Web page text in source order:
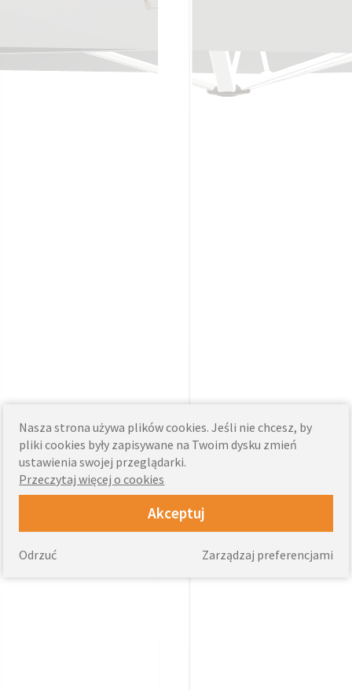
Nasza strona używa plików cookies. Jeśli nie chcesz, by
pliki cookies były zapisywane na Twoim dysku zmień
ustawienia swojej przeglądarki.
Przeczytaj więcej o cookies
Akceptuj
Zarządzaj preferencjami
Odrzuć